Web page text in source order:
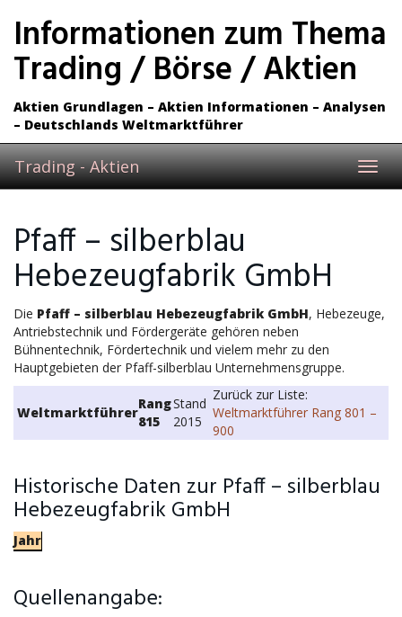
main
content
Informationen zum Thema
Trading / Börse / Aktien
Aktien Grundlagen – Aktien Informationen – Analysen
– Deutschlands Weltmarktführer
Trading - Aktien
Pfaff – silberblau
Hebezeugfabrik GmbH
Die Pfaff – silberblau Hebezeugfabrik GmbH, Hebezeuge,
Antriebstechnik und Fördergeräte gehören neben
Bühnentechnik, Fördertechnik und vielem mehr zu den
Hauptgebieten der Pfaff-silberblau Unternehmensgruppe.
Weltmarktführer
Rang
815
Stand
2015
Zurück zur Liste:
Weltmarktführer Rang 801 –
900
Historische Daten zur Pfaff – silberblau
Hebezeugfabrik GmbH
Jahr
Quellenangabe: